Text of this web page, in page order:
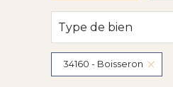
De l'ancien
De l'immo pro
Type de bien
34160 - Boisseron